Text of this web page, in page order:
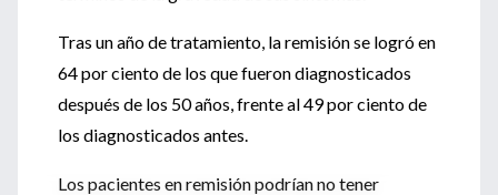
Tras un año de tratamiento, la remisión se logró en
64 por ciento de los que fueron diagnosticados
después de los 50 años, frente al 49 por ciento de
los diagnosticados antes.
Los pacientes en remisión podrían no tener